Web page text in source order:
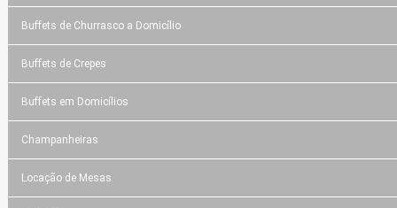
Buffets de Churrasco a Domicílio
Buffets de Crepes
Buffets em Domicílios
Champanheiras
Locação de Mesas